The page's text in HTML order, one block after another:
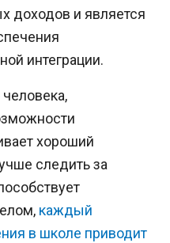
доходов и является
интеграции.
хороший
следить за
каждый
в школе приводит